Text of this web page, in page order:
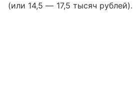
(или 14,5 — 17,5 тысяч рублей).